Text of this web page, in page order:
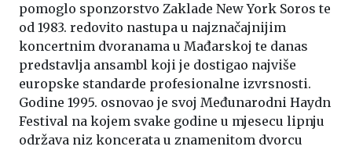
pomoglo sponzorstvo Zaklade New York Soros te
od 1983. redovito nastupa u najznačajnijim
koncertnim dvoranama u Mađarskoj te danas
predstavlja ansambl koji je dostigao najviše
europske standarde profesionalne izvrsnosti.
Godine 1995. osnovao je svoj Međunarodni Haydn
Festival na kojem svake godine u mjesecu lipnju
održava niz koncerata u znamenitom dvorcu